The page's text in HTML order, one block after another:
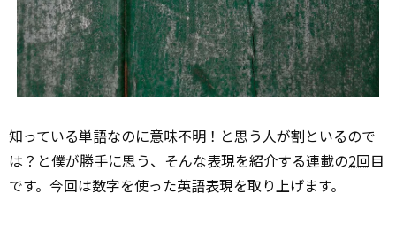
知っている単語なのに意味不明！と思う人が割といるので
は？と僕が勝手に思う、そんな表現を紹介する連載の2回目
です。今回は数字を使った英語表現を取り上げます。